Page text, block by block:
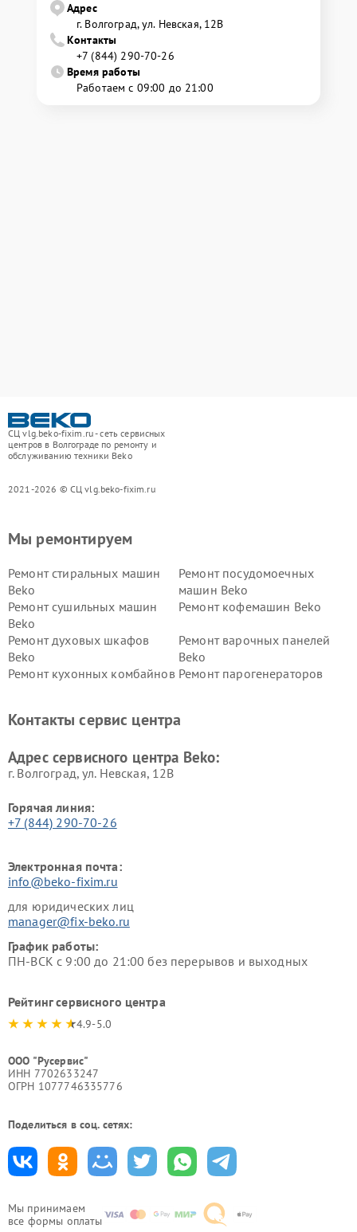
Адрес
г. Волгоград, ул. Невская, 12В
Контакты
+7 (844) 290-70-26
Время работы
Работаем с 09:00 до 21:00
СЦ vlg.beko-fixim.ru - сеть сервисных
центров в Волгограде по ремонту и
обслуживанию техники Beko
2021-2026 © СЦ vlg.beko-fixim.ru
Мы принимаем
все формы оплаты
Мы ремонтируем
Ремонт стиральных машин
Beko
Ремонт посудомоечных
машин Beko
Ремонт сушильных машин
Beko
Ремонт кофемашин Beko
Ремонт духовых шкафов
Beko
Ремонт варочных панелей
Beko
Ремонт кухонных комбайнов Ремонт парогенераторов
Ремонт холодильников Beko Ремонт морозильных камер
Контакты сервис центра
Адрес сервисного центра Beko:
г. Волгоград, ул. Невская, 12В
Горячая линия:
+7 (844) 290-70-26
Электронная почта:
info@beko-fixim.ru
для юридических лиц
manager@fix-beko.ru
График работы:
ПН-ВСК с 9:00 до 21:00 без перерывов и выходных
Рейтинг сервисного центра
4.9-5.0
ООО "Русервис"
ИНН 7702633247
ОГРН 1077746335776
Поделиться в соц. сетях: